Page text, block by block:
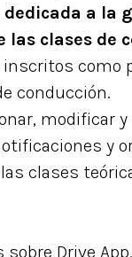
dedicada a la
las clases de
como
conducción.
modificar y
y
clases
Drive App,